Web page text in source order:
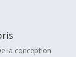
la conception